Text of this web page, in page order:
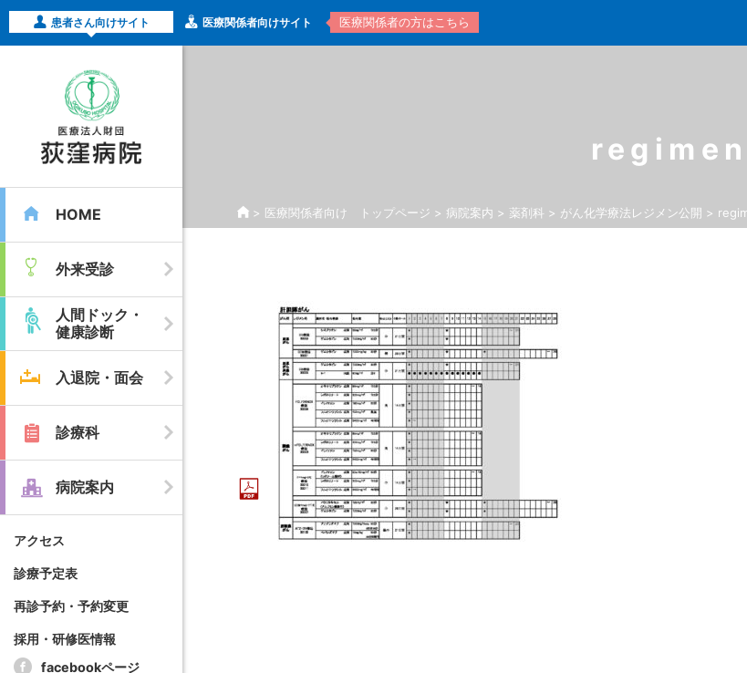
患者さん向けサイト 医療関係者向けサイト 医療関係者の方はこちら
HOME
外来受診
人間ドック・
健康診断
入退院・面会
診療科
病院案内
アクセス
診療予定表
再診予約・予約変更
採用・研修医情報
facebookページ
> 医療関係者向け トップページ > 病院案内 > 薬剤科 > がん化学療法レジメン公開 >